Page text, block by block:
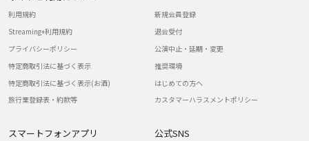
利用規約
Streaming+利用規約
プライバシーポリシー
特定商取引法に基づく表示
特定商取引法に基づく表示(お酒)
旅行業登録表・約款等
新規会員登録
退会受付
公演中止・延期・変更
推奨環境
はじめての方へ
カスタマーハラスメントポリシー
スマートフォンアプリ 公式SNS